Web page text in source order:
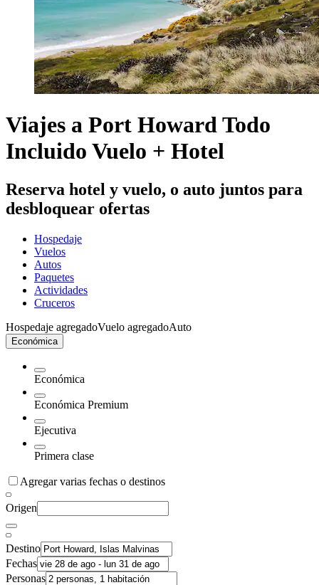
Viajes a Port Howard Todo
Incluido Vuelo + Hotel
Reserva hotel y vuelo, o auto juntos para
desbloquear ofertas
Hospedaje
Vuelos
Autos
Paquetes
Actividades
Cruceros
Hospedaje agregadoVuelo agregadoAuto
Económica
Económica
Económica Premium
Ejecutiva
Primera clase
Agregar varias fechas o destinos
Origen
Destino
Fechas
Personas